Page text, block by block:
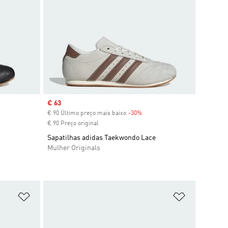
Sale price
€ 63
€ 90 Último preço mais baixo -30%Discount
€ 90 Preço original
Sapatilhas adidas Taekwondo Lace
Mulher Originals